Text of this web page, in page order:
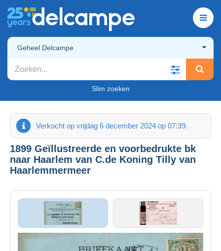
Geheel Delcampe
Slim zoeken
Verkocht op vrijdag 6 december 2024 op 07:39.
1899 Geïllustreerde en voorbedrukte bk
naar Haarlem van C.de Koning Tilly van
Haarlemmermeer